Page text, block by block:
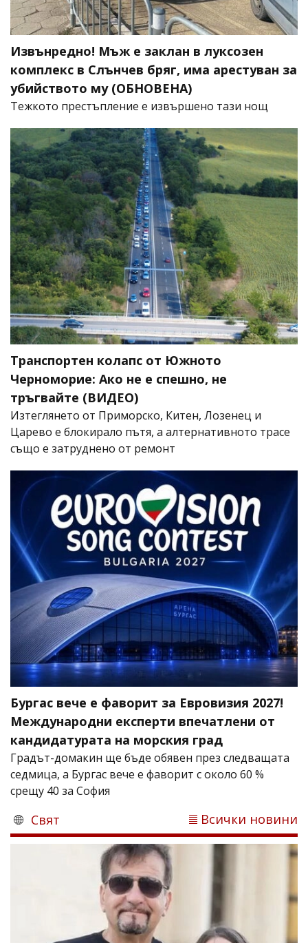
Извънредно! Мъж е заклан в луксозен
комплекс в Слънчев бряг, има арестуван за
убийството му (ОБНОВЕНА)
​Тежкото престъпление е извършено тази нощ
Транспортен колапс от Южното
Черноморие: Ако не е спешно, не
тръгвайте (ВИДЕО)
Изтеглянето от Приморско, Китен, Лозенец и
Царево е блокирало пътя, а алтернативното трасе
също е затруднено от ремонт
Бургас вече е фаворит за Евровизия 2027!
Международни експерти впечатлени от
кандидатурата на морския град
Градът-домакин ще бъде обявен през следващата
седмица, а Бургас вече е фаворит с около 60 %
срещу 40 за София
Свят Всички новини